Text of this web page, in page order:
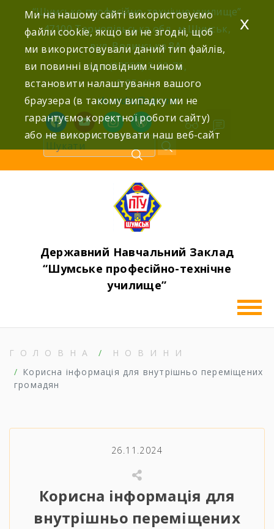
content
“Шумське професійно-технічне училище”
47100 Тернопільська обл., м.Шумськ,
вул. Волинська 8А,
тел: (03558) 2-22-76,
2-25-42,
shumdnz@ukr.net
facebookyoutubeinstagramwordpress
Державний Навчальний Заклад
“Шумське професійно-технічне
училище”
ГОЛОВНА
НОВИНИ
Корисна інформація для внутрішньо переміщених
громадян
26.11.2024
Корисна інформація для
внутрішньо переміщених
Ми на нашому сайті використовуємо
файли cookie, якщо ви не згодні, щоб
ми використовували даний тип файлів,
ви повинні відповідним чином
встановити налаштування вашого
браузера (в такому випадку ми не
гарантуємо коректної роботи сайту)
або не використовувати наш веб-сайт
x